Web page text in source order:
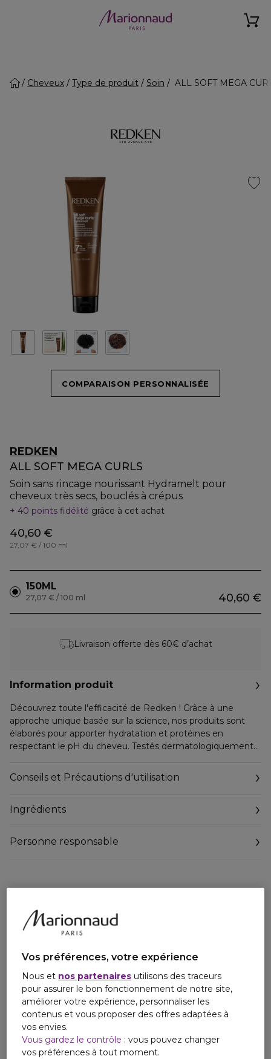
Cheveux Type de produit Soin ALL SOFT MEGA
COMPARAISON PERSONNALISÉE
REDKEN
ALL SOFT MEGA CURLS
Soin sans rincage nourissant Hydramelt pour
cheveux très secs, bouclés à crépus
40 points fidélité grâce à cet achat
40,60 €
27,07 € / 100 ml
150ML
40,60 €
27,07 € / 100 ml
Livraison offerte dès 60€ d’achat
Information produit
Découvrez toute l'efficacité de Redken ! Grâce à une
approche unique basée sur la science, nos produits sont
élaborés pour apporter hydratation et protéines en
respectant le pH du cheveu. Testés dermatologiquement
soin sans rinçage nourrissant Hydramelt All Soft Mega Curls
de Redken hydrate et nourrit les cheveux bouclés à crépus
cheveux plus doux et brillants, et facilite le coiffage.
Conseils et Précautions d'utilisation
Ingrédients
Personne responsable
Vos préférences, votre expérience
Nous et nos partenaires utilisons des traceurs
pour assurer le bon fonctionnement de notre site,
améliorer votre expérience, personnaliser les
contenus et vous proposer des offres adaptées à
vos envies.
Vous gardez le contrôle : vous pouvez changer
vos préférences à tout moment.